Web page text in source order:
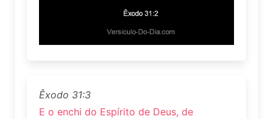
Êxodo 31:3
E o enchi do Espírito de Deus, de